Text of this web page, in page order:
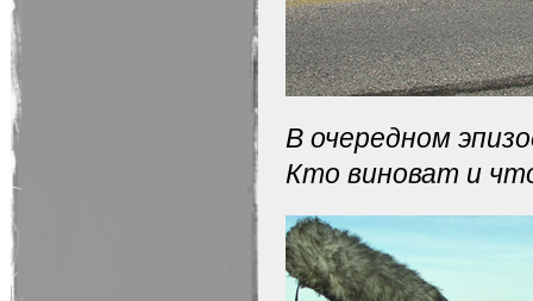
В очередном
Кто виноват и